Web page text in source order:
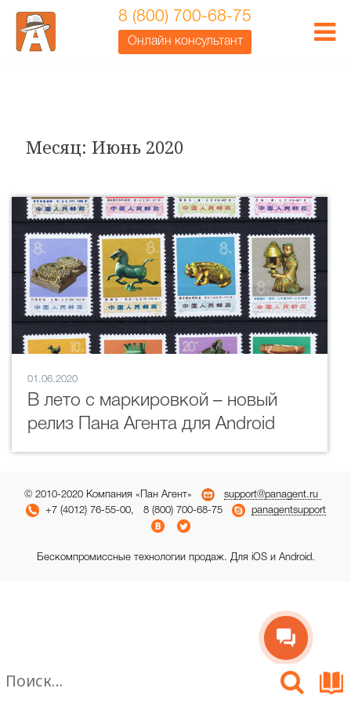
8 (800) 700-68-75
Онлайн консультант
Месяц: Июнь 2020
01.06.2020
В лето с маркировкой – новый
релиз Пана Агента для Android
© 2010-2020 Компания «Пан Агент»
support@panagent.ru
+7 (4012) 76-55-00, 8 (800) 700-68-75
panagentsupport
Бескомпромиссные технологии продаж. Для iOS и Android.